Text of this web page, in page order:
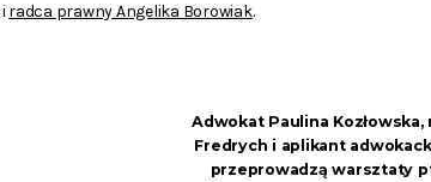
i radca prawny Angelika Borowiak.
Adwokat Paulina
Fredrych i aplikant
przeprowadzą warsztaty